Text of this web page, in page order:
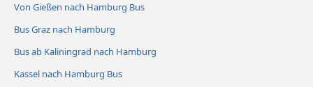
Von Gießen nach Hamburg Bus
Bus Graz nach Hamburg
Bus ab Kaliningrad nach Hamburg
Kassel nach Hamburg Bus